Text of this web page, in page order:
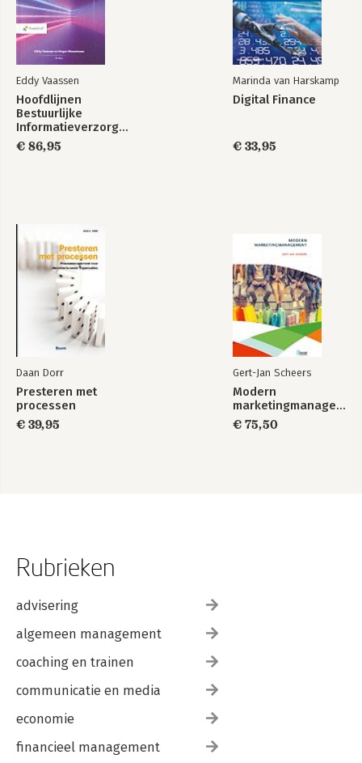
Eddy Vaassen
Hoofdlijnen
Bestuurlijke
Informatieverzorging
€ 86,95
Marinda van Harskamp
Digital Finance
€ 33,95
Daan Dorr
Presteren met
processen
€ 39,95
Gert-Jan Scheers
Modern
marketingmanagement
€ 75,50
Rubrieken
advisering
algemeen management
coaching en trainen
communicatie en media
economie
financieel management